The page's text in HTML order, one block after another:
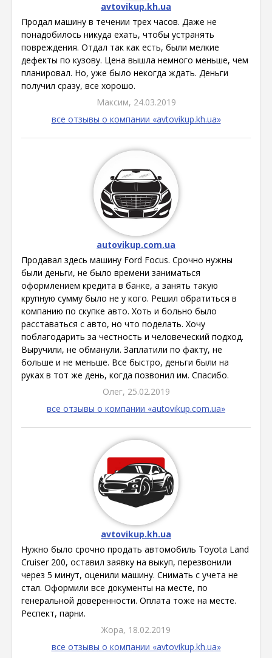
avtovikup.kh.ua
Продал машину в течении трех часов. Даже не
понадобилось никуда ехать, чтобы устранять
повреждения. Отдал так как есть, были мелкие
дефекты по кузову. Цена вышла немного меньше, чем
планировал. Но, уже было некогда ждать. Деньги
получил сразу, все хорошо.
Максим, 24.03.2019
все отзывы о компании «avtovikup.kh.ua»
autovikup.com.ua
Продавал здесь машину Ford Focus. Срочно нужны
были деньги, не было времени заниматься
оформлением кредита в банке, а занять такую
крупную сумму было не у кого. Решил обратиться в
компанию по скупке авто. Хоть и больно было
расставаться с авто, но что поделать. Хочу
поблагодарить за честность и человеческий подход.
Выручили, не обманули. Заплатили по факту, не
больше и не меньше. Все быстро, деньги были на
руках в тот же день, когда позвонил им. Спасибо.
Олег, 25.02.2019
все отзывы о компании «autovikup.com.ua»
avtovikup.kh.ua
Нужно было срочно продать автомобиль Toyota Land
Cruiser 200, оставил заявку на выкуп, перезвонили
через 5 минут, оценили машину. Снимать с учета не
стал. Оформили все документы на месте, по
генеральной доверенности. Оплата тоже на месте.
Респект, парни.
Жора, 18.02.2019
все отзывы о компании «avtovikup.kh.ua»